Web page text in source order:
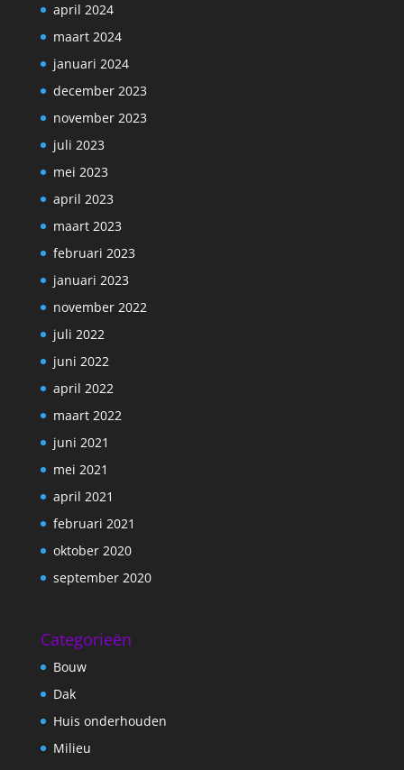
april 2024
maart 2024
januari 2024
december 2023
november 2023
juli 2023
mei 2023
april 2023
maart 2023
februari 2023
januari 2023
november 2022
juli 2022
juni 2022
april 2022
maart 2022
juni 2021
mei 2021
april 2021
februari 2021
oktober 2020
september 2020
Categorieën
Bouw
Dak
Huis onderhouden
Milieu